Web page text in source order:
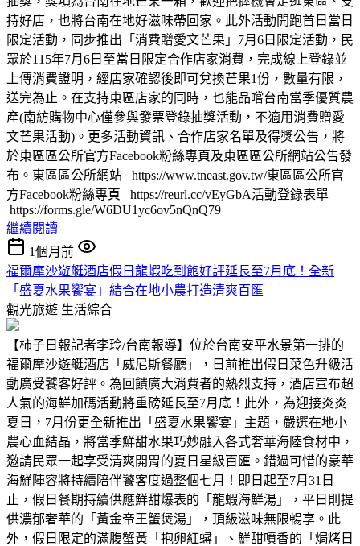
持好店，也將台南在地好滋味帶回家。此外活動開跑首日當日
限定活動，同步推出「消費贈愛文芒果」7月6日限定活動，民
眾於115年7月6日至當日限定合作店家消費，完成線上登錄並
上傳消費證明，經店家確認後即可兌換芒果1份，數量有限，
送完為止。在支持東區店家的同時，也能品嚐台南當季優質農
產(南紡購物中心僅參與發票登錄抽獎活動，不適用消費贈愛
文芒果活動)。更多活動資訊、合作店家名單及得獎公告，將
於東區區公所官方Facebook粉絲專頁及東區區公所網站公告發
布。東區區公所網站 https://www.tneast.gov.tw/東區區公所官
方Facebook粉絲專頁 https://reurl.cc/vEyGbA活動登錄表單
https://forms.gle/W6DU1yc6ov5nQnQ79
繼續閱讀
1個月前
福爾摩沙遊艇酒店假日龍蝦吃到飽好評延長至7月底！全新
「盛夏水果饗宴」結合在地小農打造清爽百匯
觀光旅遊 生活綜合
【柿子日報記者李玲/台南報導】位於台南安平水景第一排的
福爾摩沙遊艇酒店「威尼斯餐廳」，日前推出假日菜色升級活
動廣受饕客好評。為回饋廣大消費者的熱烈支持，酒店宣布超
人氣的海鮮加碼活動將重磅延長至7月底！此外，為迎接炎炎
夏日，7月份更全新推出「盛夏水果饗宴」主題，嚴選在地小
農心血結晶，將當季鮮甜水果巧妙融入各式奢華海陸食材中，
邀請民眾一起享受清爽開胃的夏日星級百匯。錯過可惜的豪華
海鮮陣容將持續陪伴饕客度過整個七月！即日起至7月31日
止，假日餐期持續供應鮮甜爆表的「龍蝦海鮮湯」，平日則提
供濃郁奢華的「黃金帝王蟹煲湯」，頂級滋味無限暢享。此
外，假日限定的滿腹蟹黃「抱卵紅蟳」、鮮甜噴香的「焗烤日